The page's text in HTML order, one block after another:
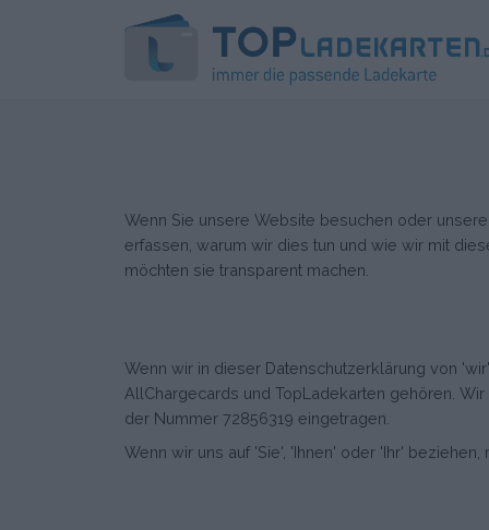
Wenn Sie unsere Website besuchen oder
erfassen, warum wir dies tun und wie wir mit
möchten sie transparent machen.
Wenn wir in dieser Datenschutzerklärung von
AllChargecards und TopLadekarten gehören.
der Nummer 72856319 eingetragen.
Wenn wir uns auf 'Sie', 'Ihnen' oder 'Ihr'